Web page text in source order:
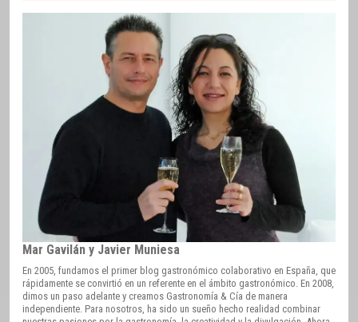
Mar Gavilán y Javier Muniesa
En 2005, fundamos el primer blog gastronómico colaborativo en España, que
rápidamente se convirtió en un referente en el ámbito gastronómico. En 2008,
dimos un paso adelante y creamos Gastronomía & Cía de manera
independiente. Para nosotros, ha sido un sueño hecho realidad combinar